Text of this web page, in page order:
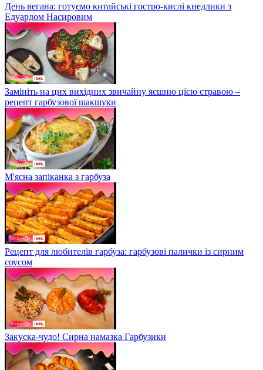
День вегана: готуємо китайські гостро-кислі кнедлики з
Едуардом Насировим
Замініть на цих вихідних звичайну яєшню цією стравою –
рецепт гарбузової шакшуки
М'ясна запіканка з гарбуза
Рецепт для любителів гарбуза: гарбузові палички із сирним
соусом
Закуска-чудо! Сирна намазка Гарбузики